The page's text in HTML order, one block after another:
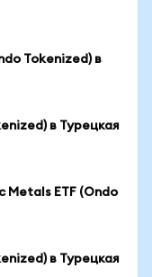
Tokenized) в
в Турецкая
Metals ETF (Ondo
в Турецкая